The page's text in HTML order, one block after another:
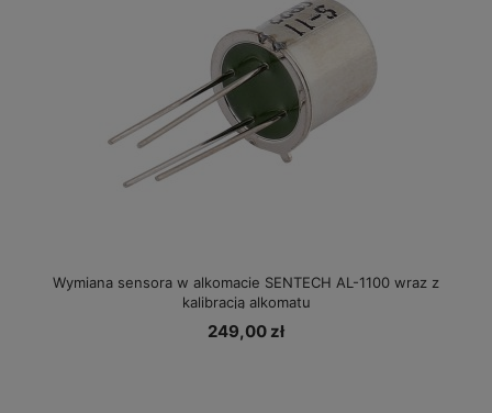
Wymiana sensora w alkomacie SENTECH AL-1100 wraz z
kalibracją alkomatu
249,00 zł